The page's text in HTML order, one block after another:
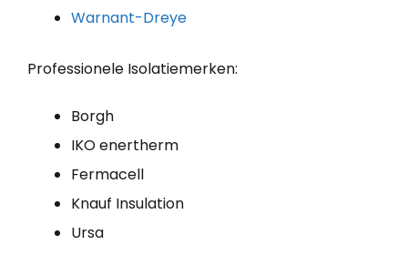
Warnant-Dreye
Professionele Isolatiemerken:
Borgh
IKO enertherm
Fermacell
Knauf Insulation
Ursa